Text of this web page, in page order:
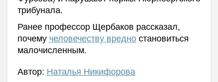
трибунала.
Ранее профессор Щербаков рассказал,
почему человечеству вредностановиться
малочисленным.
Автор: Наталья Никифорова